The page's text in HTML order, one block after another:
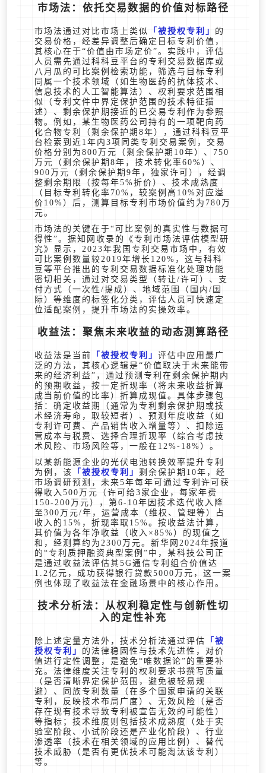
市场法：依托交易数据的价值对标路径
市场法通过对比市场上类似 被授权专利
的
交易价格，经差异调整后确定目标专利价值，
其核心在于“价值由市场定价”。实践中，评估
人员需先通过科科豆平台的专利交易数据库或
八月瓜的可比案例检索功能，筛选与目标专利
同属一个技术领域（如生物医药的抗体技术、
信息技术的人工智能算法）、权利要求范围相
似（专利文件中界定保护范围的技术特征描
述）、剩余保护期接近的已交易专利作为参照
物。例如，某生物医药公司持有的一项靶向药
化合物专利（剩余保护期8年），通过科科豆平
台检索到近1年内3项同类专利交易案例，交易
价格分别为800万元（剩余保护期10年）、750
万元（剩余保护期8年，技术转化率60%）、
900万元（剩余保护期9年，独家许可），经调
整剩余期限（按每年5%折价）、技术成熟度
（目标专利转化率70%，较案例高10%对应溢
价10%）后，测算目标专利市场价值约为780万
元。
市场法的关键在于“可比案例的真实性与数据可
得性”。据知网收录的《专利市场法评估模型研
究》显示，2023年我国专利交易市场中，有效
可比案例数量较2019年增长120%，这与科科
豆等平台推出的专利交易数据标准化处理功能
密切相关，通过对交易类型（转让/许可）、支
付方式（一次性/提成）、地域范围（国内/国
际）等维度的标签化分类，评估人员可快速定
位适配案例，提升市场法的实操效率。
收益法：聚焦未来收益的动态测算路径
收益法是当前 被授权专利
评估中应用最广
泛的方法，其核心逻辑是“价值取决于未来能带
来的经济利益”，通过预测专利在剩余保护期内
的预期收益，按一定折现率（将未来收益折算
成当前价值的比率）折算成现值。具体步骤包
括：确定收益期（通常为专利剩余保护期或技
术经济寿命，取较短者）、预测年度收益（如
专利许可费、产品销售收入增量等）、扣除运
营成本与税费、选择合理折现率（综合考虑技
术风险、市场风险等，一般在12%-18%）。
以某新能源企业的光伏电池转换效率提升专利
为例，该
被授权专利
剩余保护期10年，经
市场调研预测，未来5年每年可通过专利许可获
得收入500万元（许可给3家企业，每家年费
150-200万元），第6-10年因技术迭代收入降
至300万元/年，运营成本（维权、管理等）占
收入的15%，折现率取15%。按收益法计算，
其价值为各年净收益（收入×85%）的现值之
和，经测算约为2300万元。新华网2024年报道
的“专利质押融资典型案例”中，某科技公司正
是通过收益法评估其5G通信专利组合价值达
1.2亿元，成功获得银行贷款5000万元，这一案
例也体现了收益法在金融场景中的核心作用。
技术分析法：从权利稳定性与创新性切
入的定性补充
除上述定量方法外，技术分析法通过评估
被
授权专利
的法律稳固性与技术先进性，对价
值进行定性调整，是避免“唯数据论”的重要补
充。法律维度关注专利的权利要求书撰写质量
（是否清晰界定保护范围，避免被轻易规
避）、同族专利数量（在多个国家申请的关联
专利，反映技术布局广度）、无效风险（是否
存在现有技术导致专利被宣告无效的可能性）
等指标；技术维度则包括技术成熟度（处于实
验室阶段、小试阶段还是产业化阶段）、行业
渗透率（技术在相关领域的应用比例）、替代
技术威胁（是否有更优技术可能淘汰该专利）
等。